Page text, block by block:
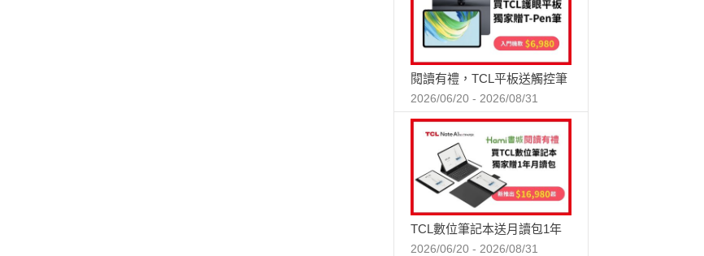
閱讀有禮，TCL平板送觸控筆
2026/06/20 - 2026/08/31
TCL數位筆記本送月讀包1年
2026/06/20 - 2026/08/31